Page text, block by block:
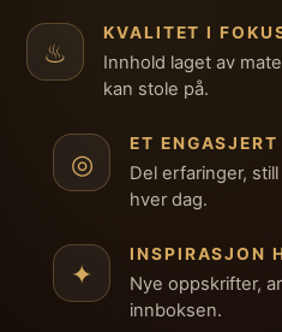
♨
KVALITET I
Innhold laget av
kan stole på.
◎
ET
Del erfaringer,
hver dag.
✦
INSPIRASJON
Nye oppskrifter,
innboksen.